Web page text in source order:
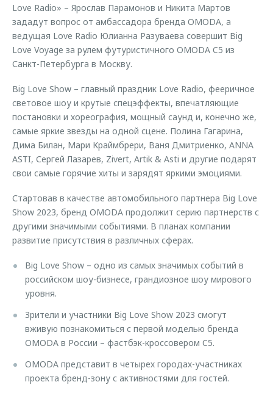
Love Radio» – Ярослав Парамонов и Никита Мартов
зададут вопрос от амбассадора бренда OMODA, а
ведущая Love Radio Юлианна Разуваева совершит Big
Love Voyage за рулем футуристичного OMODA C5 из
Санкт-Петербурга в Москву.
Big Love Show – главный праздник Love Radio, фееричное
световое шоу и крутые спецэффекты, впечатляющие
постановки и хореография, мощный саунд и, конечно же,
самые яркие звезды на одной сцене. Полина Гагарина,
Дима Билан, Мари Краймбрери, Ваня Дмитриенко, ANNA
ASTI, Сергей Лазарев, Zivert, Artik & Asti и другие подарят
свои самые горячие хиты и зарядят яркими эмоциями.
Стартовав в качестве автомобильного партнера Big Love
Show 2023, бренд OMODA продолжит серию партнерств с
другими значимыми событиями. В планах компании
развитие присутствия в различных сферах.
Big Love Show – одно из самых значимых событий в
российском шоу-бизнесе, грандиозное шоу мирового
уровня.
Зрители и участники Big Love Show 2023 смогут
вживую познакомиться с первой моделью бренда
OMODA в России – фастбэк-кроссовером C5.
OMODA представит в четырех городах-участниках
проекта бренд-зону с активностями для гостей.